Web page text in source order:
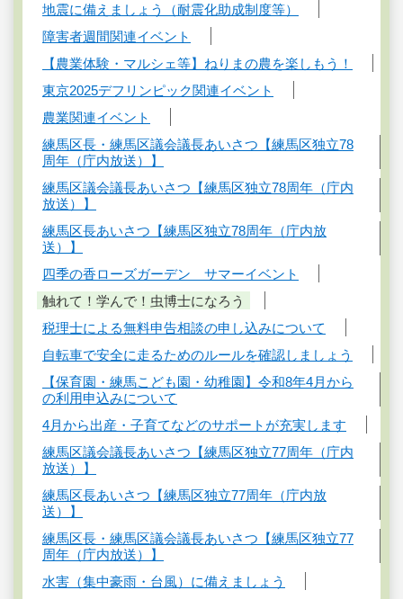
地震に備えましょう（耐震化助成制度等）
障害者週間関連イベント
【農業体験・マルシェ等】ねりまの農を楽しもう！
東京2025デフリンピック関連イベント
農業関連イベント
練馬区長・練馬区議会議長あいさつ【練馬区独立78
周年（庁内放送）】
練馬区議会議長あいさつ【練馬区独立78周年（庁内
放送）】
練馬区長あいさつ【練馬区独立78周年（庁内放
送）】
四季の香ローズガーデン サマーイベント
触れて！学んで！虫博士になろう
税理士による無料申告相談の申し込みについて
自転車で安全に走るためのルールを確認しましょう
【保育園・練馬こども園・幼稚園】令和8年4月から
の利用申込みについて
4月から出産・子育てなどのサポートが充実します
練馬区議会議長あいさつ【練馬区独立77周年（庁内
放送）】
練馬区長あいさつ【練馬区独立77周年（庁内放
送）】
練馬区長・練馬区議会議長あいさつ【練馬区独立77
周年（庁内放送）】
水害（集中豪雨・台風）に備えましょう